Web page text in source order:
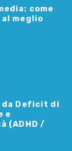
come
meglio
da Deficit di
e
(ADHD /